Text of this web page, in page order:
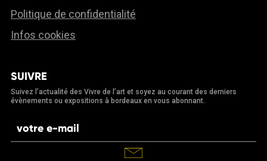
Politique de confidentialité
Infos cookies
SUIVRE
Suivez l’actualité des Vivre de l’art et soyez au courant des derniers
évènements ou expositions à bordeaux en vous abonnant.